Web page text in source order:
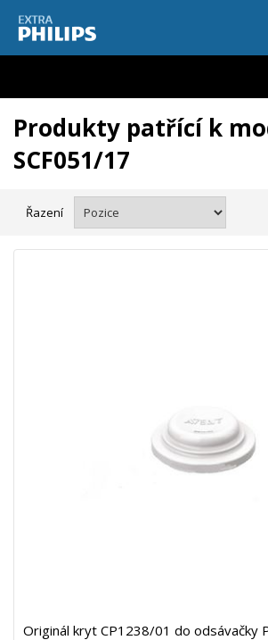
Vzhledem k aktuální situaci se může dodání dílů,
zpozdit. Děkujeme za
Produkty patřící k
SCF051/17
Řazení
Originál kryt CP1238/01 do odsávačky